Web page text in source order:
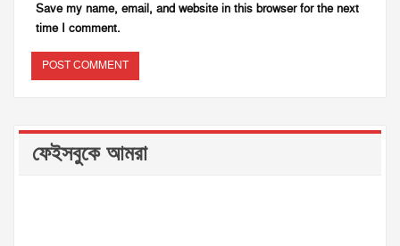
Save my name, email, and website in this browser for the next
time I comment.
ফেইসবুকে আমরা